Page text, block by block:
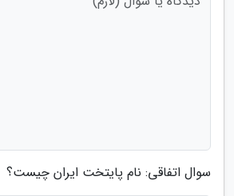
سوال اتفاقی: نام پایتخت ایران چیست؟